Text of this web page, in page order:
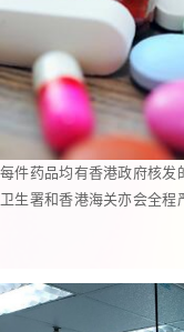
每件药品均有香港政府核发
卫生署和香港海关亦会全程